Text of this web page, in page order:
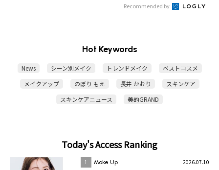
Recommended by
Hot Keywords
News シーン別メイク トレンドメイク
ベストコスメ
メイクアップ
のぼり もえ 長井 かおり
スキンケア
スキンケアニュース
美的GRAND
Today's Access Ranking
1 Make Up 2026.07.10